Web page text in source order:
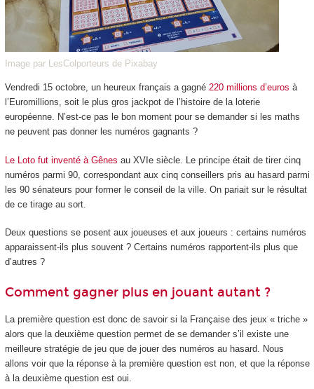
Image par LesColporteurs de Pixabay
Vendredi 15 octobre, un heureux français a gagné 220 millions d’euros à
l’Euromillions, soit le plus gros jackpot de l’histoire de la loterie
européenne. N’est-ce pas le bon moment pour se demander si les maths
ne peuvent pas donner les numéros gagnants ?
Le Loto fut inventé à Gênes au XVIesiècle. Le principe était de tirer cinq
numéros parmi 90, correspondant aux cinq conseillers pris au hasard parmi
les 90 sénateurs pour former le conseil de la ville. On pariait sur le résultat
de ce tirage au sort.
Deux questions se posent aux joueuses et aux joueurs : certains numéros
apparaissent-ils plus souvent ? Certains numéros rapportent-ils plus que
d’autres ?
Comment gagner plus en jouant autant ?
La première question est donc de savoir si la Française des jeux « triche »
alors que la deuxième question permet de se demander s’il existe une
meilleure stratégie de jeu que de jouer des numéros au hasard. Nous
allons voir que la réponse à la première question est non, et que la réponse
à la deuxième question est oui.